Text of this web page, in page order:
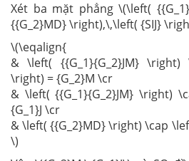
Xét ba mặt phẳng \(\left(
{{G_2}MD} \right),\,\left( {SIJ}
\(\eqalign{
& \left( {{G_1}{G_2}JM}
\right) = {G_2}M \cr
& \left( {{G_1}{G_2}JM} \right)
{G_1}J \cr
& \left( {{G_2}MD} \right) \cap
\)